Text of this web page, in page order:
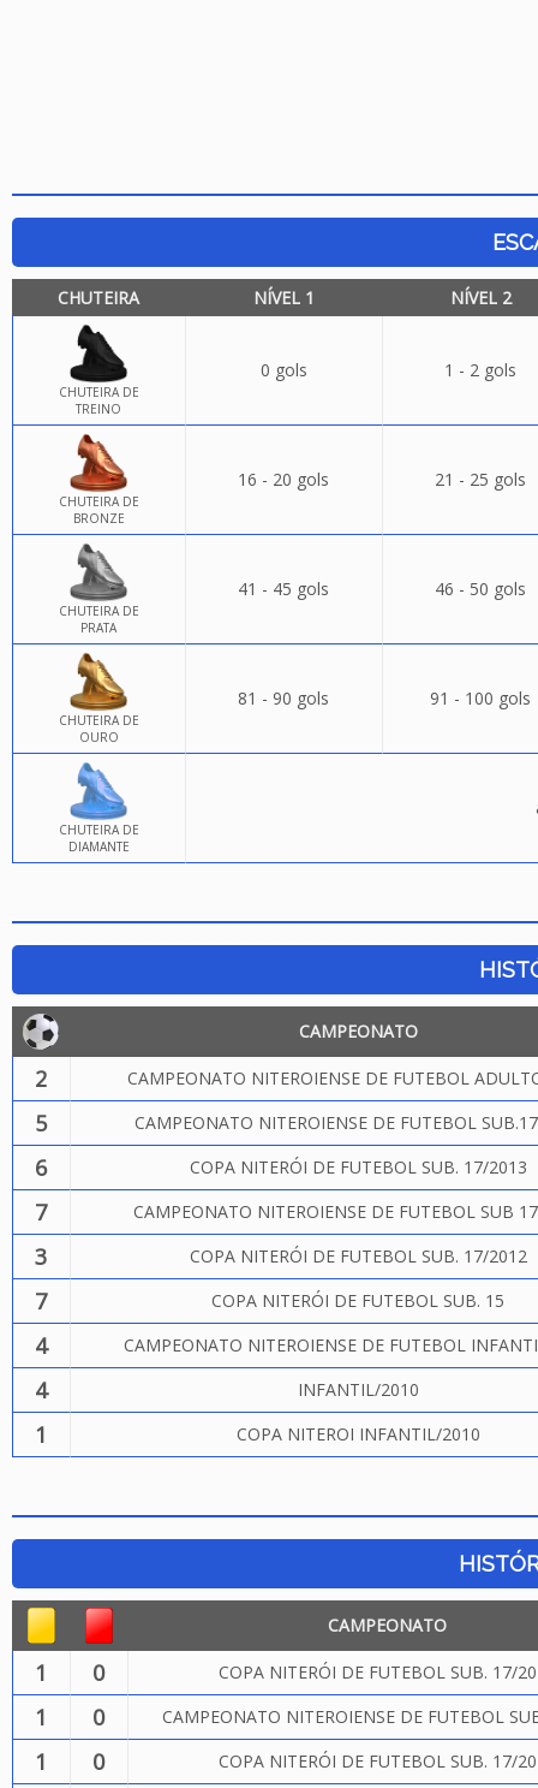
CHUTEIRA NÍVEL 1 NÍVEL 2
CHUTEIRA DE
TREINO
0 gols 1 - 2 gols
CHUTEIRA DE
BRONZE
16 - 20 gols 21 - 25 gols
CHUTEIRA DE
PRATA
41 - 45 gols 46 - 50 gols
CHUTEIRA DE
OURO
81 - 90 gols 91 - 100 gols
CHUTEIRA DE
DIAMANTE
CAMPEONATO
2 CAMPEONATO NITEROIENSE DE FUTEBOL
5 CAMPEONATO NITEROIENSE DE FUTEBOL
6 COPA NITERÓI DE FUTEBOL SUB. 17/2013
7 CAMPEONATO NITEROIENSE DE FUTEBOL SUB
3 COPA NITERÓI DE FUTEBOL SUB. 17/2012
7 COPA NITERÓI DE FUTEBOL SUB. 15
4 CAMPEONATO NITEROIENSE DE FUTEBOL
4 INFANTIL/2010
1 COPA NITEROI INFANTIL/2010
CAMPEONATO
1 0 COPA NITERÓI DE FUTEBOL SUB. 17/
1 0 CAMPEONATO NITEROIENSE DE FUTEBOL
1 0 COPA NITERÓI DE FUTEBOL SUB. 17/